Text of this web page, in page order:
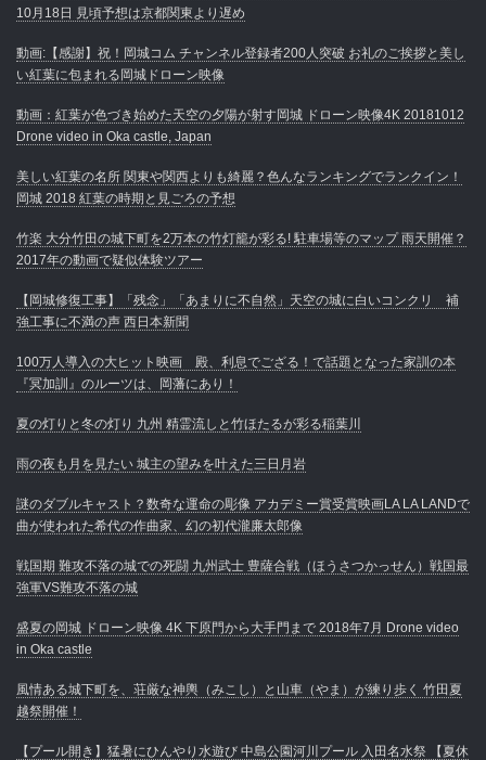
10月18日 見頃予想は京都関東より遅め
動画:【感謝】祝！岡城コム チャンネル登録者200人突破 お礼のご挨拶と美し
い紅葉に包まれる岡城ドローン映像
動画：紅葉が色づき始めた天空の夕陽が射す岡城 ドローン映像4K 20181012
Drone video in Oka castle, Japan
美しい紅葉の名所 関東や関西よりも綺麗？色んなランキングでランクイン！
岡城 2018 紅葉の時期と見ごろの予想
竹楽 大分竹田の城下町を2万本の竹灯籠が彩る! 駐車場等のマップ 雨天開催？
2017年の動画で疑似体験ツアー
【岡城修復工事】「残念」「あまりに不自然」天空の城に白いコンクリ 補
強工事に不満の声 西日本新聞
100万人導入の大ヒット映画 殿、利息でござる！で話題となった家訓の本
『冥加訓』のルーツは、岡藩にあり！
夏の灯りと冬の灯り 九州 精霊流しと竹ほたるが彩る稲葉川
雨の夜も月を見たい 城主の望みを叶えた三日月岩
謎のダブルキャスト？数奇な運命の彫像 アカデミー賞受賞映画LA LA LANDで
曲が使われた希代の作曲家、幻の初代瀧廉太郎像
戦国期 難攻不落の城での死闘 九州武士 豊薩合戦（ほうさつかっせん）戦国最
強軍VS難攻不落の城
盛夏の岡城 ドローン映像 4K 下原門から大手門まで 2018年7月 Drone video
in Oka castle
風情ある城下町を、荘厳な神輿（みこし）と山車（やま）が練り歩く 竹田夏
越祭開催！
【プール開き】猛暑にひんやり水遊び 中島公園河川プール 入田名水祭 【夏休